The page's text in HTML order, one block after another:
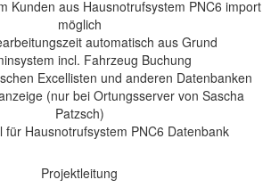
Kunden aus Hausnotrufsystem PNC6 import
möglich
automatisch aus Grund
incl. Fahrzeug Buchung
Excellisten und anderen Datenbanken
(nur bei Ortungsserver von Sascha
Patzsch)
für Hausnotrufsystem PNC6 Datenbank
Projektleitung